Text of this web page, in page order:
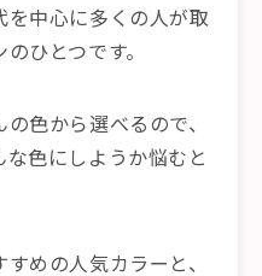
を中心に多くの人が取
ひとつです。
色から選べるので、
色にしようか悩むと
めの人気カラーと、